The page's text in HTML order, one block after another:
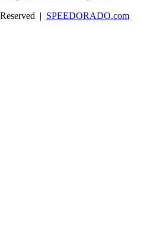
| SPEEDORADO.com